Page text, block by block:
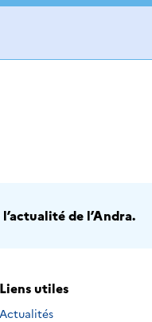
de l’Andra.
Liens utiles
Actualités